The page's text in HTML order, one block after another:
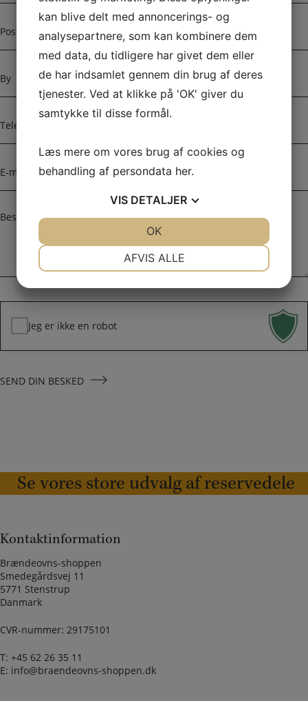
r
s
s
o
s
n
u
m
e
y
e
l
f
o
-
m
ie
*
Jeg er ikke en robot
SEND DIN BESKED
Se vores store udvalg af reservedele
Kontaktinformation
Brændeovns-shoppen
Smedegårdsvej 11
5771 Stenstrup
Danmark
CVR-nummer: 29175101
T: +45 62 26 35 11
E: info@braendeovns-shoppen.dk
kan blive delt med annoncerings- og
analysepartnere, som kan kombinere dem
med data, du tidligere har givet dem eller
de har indsamlet gennem din brug af deres
tjenester. Ved at klikke på 'OK' giver du
samtykke til disse formål.
Læs mere om vores brug af cookies og
behandling af persondata her.
VIS DETALJER
MARKETING STATISTIK
AFVIS ALLE
OK